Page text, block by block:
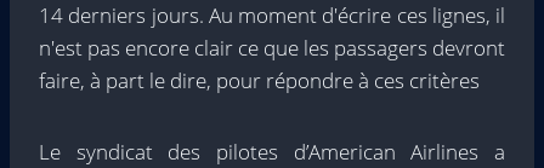
14 derniers jours. Au moment d'écrire ces lignes, il
n'est pas encore clair ce que les passagers devront
faire, à part le dire, pour répondre à ces critères
Le syndicat des pilotes d’American Airlines a